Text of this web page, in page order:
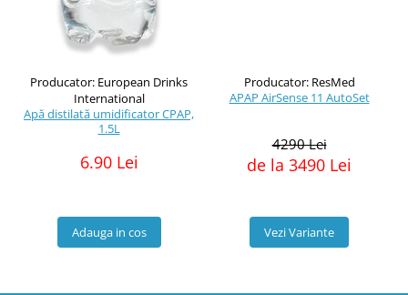
Producator: European Drinks
International
Apă distilată umidificator CPAP,
1.5L
6.90 Lei
Adauga in cos
Producator: ResMed
APAP AirSense 11 AutoSet
4290 Lei
de la 3490 Lei
Vezi Variante